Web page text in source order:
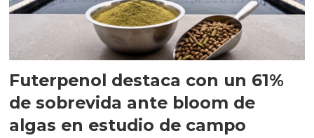
Futerpenol destaca con un 61%
de sobrevida ante bloom de
algas en estudio de campo